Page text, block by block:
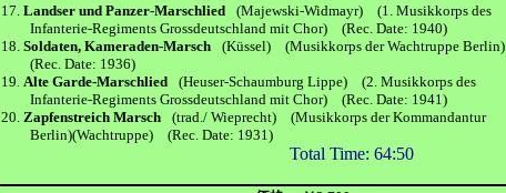
17. Landser und Panzer-Marschlied
(Majewski-Widmayr) (1. Musikkorps des
Infanterie-Regiments Grossdeutschland mit Chor) (Rec. Date: 1940)
18. Soldaten, Kameraden-Marsch
(Küssel) (Musikkorps der Wachtruppe Berlin)
(Rec. Date: 1936)
19 Alte Garde-Marschlied
(Heuser-Schaumburg Lippe) (2. Musikkorps des
Infanterie-Regiments Grossdeutschland mit Chor) (Rec. Date: 1941)
20. Zapfenstreich Marsch
(trad./ Wieprecht) (Musikkorps der Kommandantur
Berlin)(Wachtruppe) (Rec. Date: 1931)
Total Time: 64:50